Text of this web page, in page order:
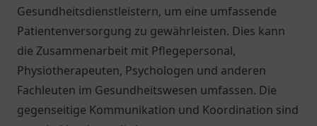
Gesundheitsdienstleistern, um eine umfassende
Patientenversorgung zu gewährleisten. Dies kann
die Zusammenarbeit mit Pflegepersonal,
Physiotherapeuten, Psychologen und anderen
Fachleuten im Gesundheitswesen umfassen. Die
gegenseitige Kommunikation und Koordination sind